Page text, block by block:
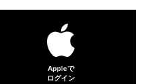
Appleで
ログイン